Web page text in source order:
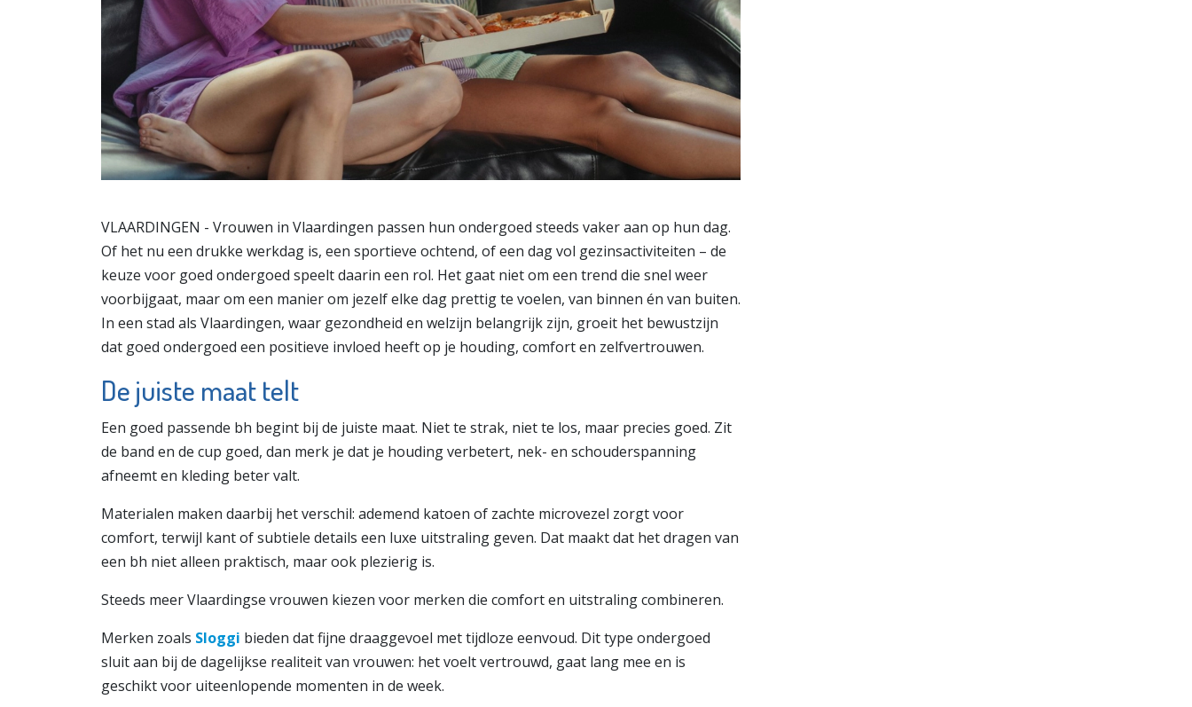
VLAARDINGEN - Vrouwen in Vlaardingen passen hun ondergoed steeds vaker aan op hun dag.
Of het nu een drukke werkdag is, een sportieve ochtend, of een dag vol gezinsactiviteiten – de
keuze voor goed ondergoed speelt daarin een rol. Het gaat niet om een trend die snel weer
voorbijgaat, maar om een manier om jezelf elke dag prettig te voelen, van binnen én van buiten.
In een stad als Vlaardingen, waar gezondheid en welzijn belangrijk zijn, groeit het bewustzijn
dat goed ondergoed een positieve invloed heeft op je houding, comfort en zelfvertrouwen.
De juiste maat telt
Een goed passende bh begint bij de juiste maat. Niet te strak, niet te los, maar precies goed. Zit
de band en de cup goed, dan merk je dat je houding verbetert, nek- en schouderspanning
afneemt en kleding beter valt.
Materialen maken daarbij het verschil: ademend katoen of zachte microvezel zorgt voor
comfort, terwijl kant of subtiele details een luxe uitstraling geven. Dat maakt dat het dragen van
een bh niet alleen praktisch, maar ook plezierig is.
Steeds meer Vlaardingse vrouwen kiezen voor merken die comfort en uitstraling combineren.
Merken zoals Sloggi bieden dat fijne draaggevoel met tijdloze eenvoud. Dit type ondergoed
sluit aan bij de dagelijkse realiteit van vrouwen: het voelt vertrouwd, gaat lang mee en is
geschikt voor uiteenlopende momenten in de week.